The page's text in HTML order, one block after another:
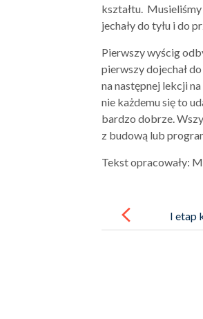
kształtu.
jechały do tyłu i do
Pierwszy wyścig
pierwszy dojechał
na następnej lekcji
nie każdemu się to
bardzo dobrze.
z budową lub
Tekst opracowały:
navigation
I etap